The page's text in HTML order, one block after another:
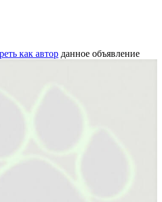
как автор данное объявление